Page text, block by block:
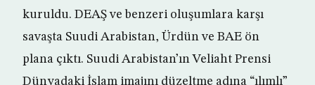
kuruldu. DEAŞ ve benzeri oluşumlara karşı
savaşta Suudi Arabistan, Ürdün ve BAE ön
plana çıktı. Suudi Arabistan’ın Veliaht Prensi
Dünyadaki İslam imajını düzeltme adına “ılımlı”